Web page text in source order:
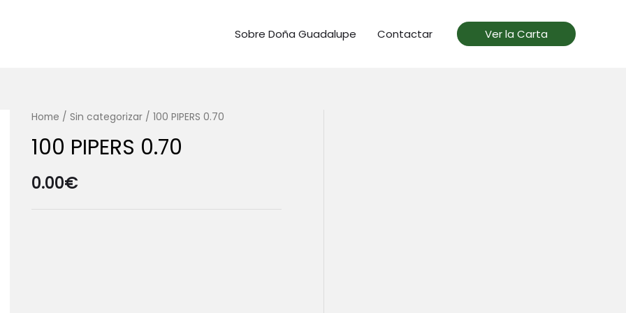
Sobre Doña Guadalupe Contactar Ver la Carta
Home / Sin categorizar/ 100 PIPERS 0.70
100 PIPERS 0.70
0.00€